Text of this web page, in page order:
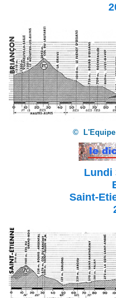
© L'Equipe
Lundi
Saint-